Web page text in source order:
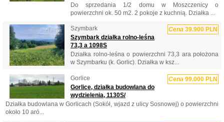
Do sprzedania 1/2 domu w Moszczenicy o
powierzchni ok. 50 m2. 2 pokoje z kuchnią. Działka ...
Szymbark Cena 39.900 PLN
Szymbark działka rolno-leśna
73,3 a 1098S
Działka rolno-leśna o powierzchni 73,3 ara położona
w Szymbarku (k. Gorlic). Działka w ksz...
Gorlice Cena 99.000 PLN
Gorlice, działka budowlana do
wydzielenia, 1130S/
Działka budowlana w Gorlicach (Sokół, wjazd z ulicy Sosnowej) o powierzchni
około 10 aró...